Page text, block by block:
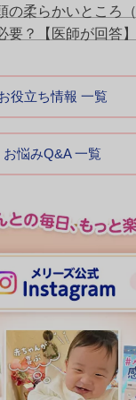
の柔らかいところ
要？【医師が回答】
役立ち情報 一覧
お悩みQ&A 一覧